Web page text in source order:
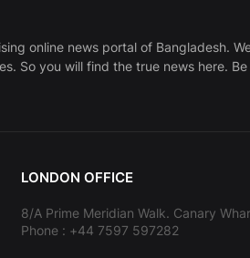
online news portal of Bangladesh.
So you will find the true news here.
LONDON OFFICE
8/A Prime Meridian Walk. Canary
Phone : +44 7597 597282